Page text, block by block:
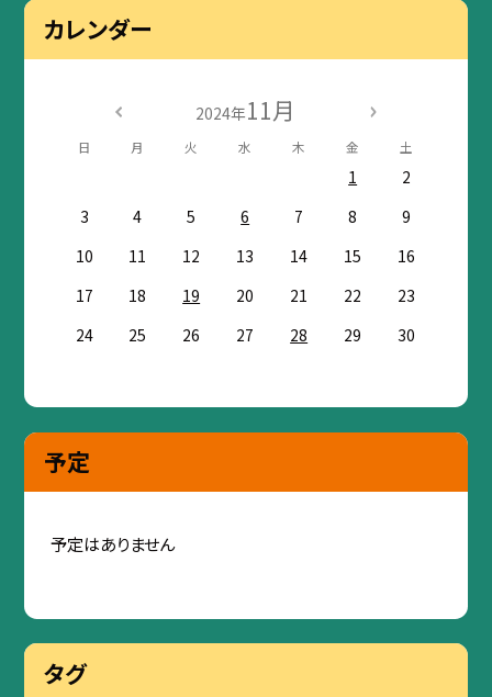
カレンダー
2024年11月
日 月 火 水 木 金 土
1
2
3
4 5 6 7 8
9
10
11 12 13 14 15
16
17
18 19 20 21 22
23
24
25 26 27 28 29 30
予定
予定はありません
タグ